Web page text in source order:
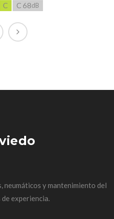
C C 68dB
neumáticos y mantenimiento del
experiencia.